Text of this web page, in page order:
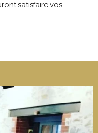
satisfaire vos